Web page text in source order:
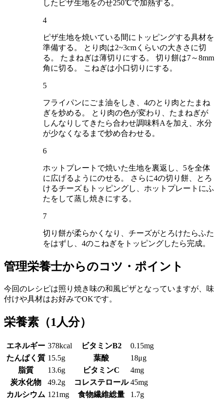
したピザ生地をのせ250℃で加熱する。
4
ピザ生地を焼いている間にトッピングする具材を
準備する。 とり肉は2~3cmくらいの大きさに切
る。 たまねぎは薄切りにする。 切り餅は7～8mm
角に切る。 こねぎは小口切りにする。
5
フライパンにごま油をしき、4のとり肉とたまね
ぎを炒める。 とり肉の色が変わり、たまねぎが
しんなりしてきたら合わせ調味料Aを加え、水分
が少なくなるまで炒め合わせる。
6
ホットプレートで焼いた生地を裏返し、5を全体
に広げるようにのせる。 さらに4の切り餅、とろ
けるチーズもトッピングし、ホットプレートにふ
たをして蒸し焼きにする。
7
切り餅が柔らかくなり、チーズがとろけたらふた
をはずし、4のこねぎをトッピングしたら完成。
管理栄養士からのコツ・ポイント
今回のレシピは照り焼き味の和風ピザとなっていますが、味
付けや具材はお好みでOKです。
栄養素 （1人分）
エネルギー 378kcal ビタミンB2
0.15mg
たんぱく質 15.5g 葉酸
18μg
脂質
13.6g ビタミンC
4mg
炭水化物
49.2g コレステロール 45mg
カルシウム 121mg 食物繊維総量
1.7g